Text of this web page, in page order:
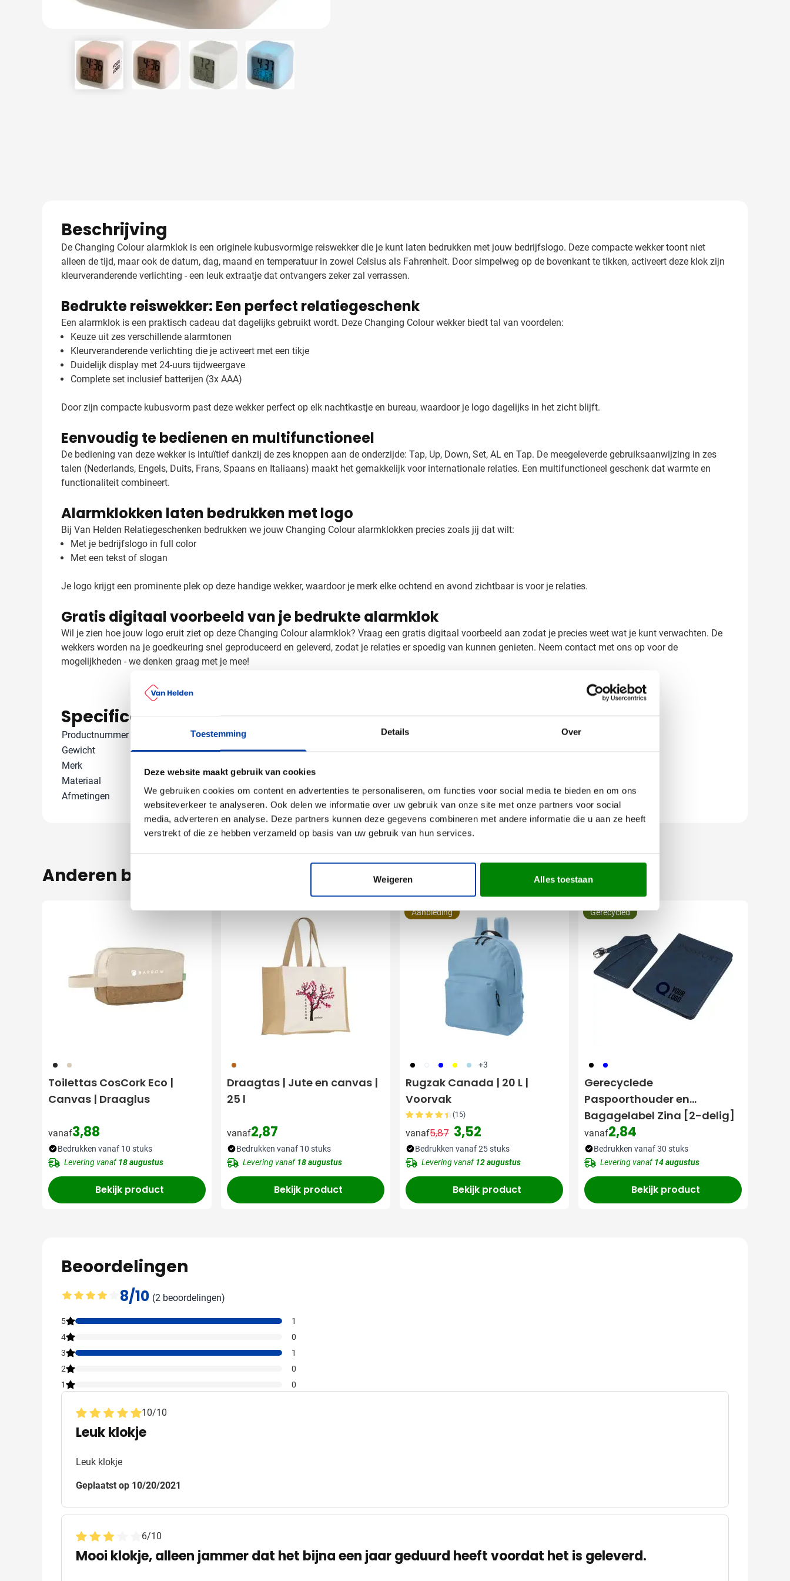
Toestemming Details Over
Deze website maakt gebruik van cookies
We gebruiken cookies om content en advertenties te personaliseren, om functies voor social media te bieden en om ons
websiteverkeer te analyseren. Ook delen we informatie over uw gebruik van onze site met onze partners voor social
media, adverteren en analyse. Deze partners kunnen deze gegevens combineren met andere informatie die u aan ze heeft
verstrekt of die ze hebben verzameld op basis van uw gebruik van hun services.
Weigeren Alles toestaan
View larger imageView larger imageView larger imageView larger image
Beschrijving
De Changing Colour alarmklok is een originele kubusvormige reiswekker die je kunt laten bedrukken met jouw bedrijfslogo. Deze compacte wekker toont niet
alleen de tijd, maar ook de datum, dag, maand en temperatuur in zowel Celsius als Fahrenheit. Door simpelweg op de bovenkant te tikken, activeert deze klok zijn
kleurveranderende verlichting - een leuk extraatje dat ontvangers zeker zal verrassen.
Bedrukte reiswekker: Een perfect relatiegeschenk
Een alarmklok is een praktisch cadeau dat dagelijks gebruikt wordt. Deze Changing Colour wekker biedt tal van voordelen:
Keuze uit zes verschillende alarmtonen
Kleurveranderende verlichting die je activeert met een tikje
Duidelijk display met 24-uurs tijdweergave
Complete set inclusief batterijen (3x AAA)
Door zijn compacte kubusvorm past deze wekker perfect op elk nachtkastje en bureau, waardoor je logo dagelijks in het zicht blijft.
Eenvoudig te bedienen en multifunctioneel
De bediening van deze wekker is intuïtief dankzij de zes knoppen aan de onderzijde: Tap, Up, Down, Set, AL en Tap. De meegeleverde gebruiksaanwijzing in zes
talen (Nederlands, Engels, Duits, Frans, Spaans en Italiaans) maakt het gemakkelijk voor internationale relaties. Een multifunctioneel geschenk dat warmte en
functionaliteit combineert.
Alarmklokken laten bedrukken met logo
Bij Van Helden Relatiegeschenken bedrukken we jouw Changing Colour alarmklokken precies zoals jij dat wilt:
Met je bedrijfslogo in full color
Met een tekst of slogan
Je logo krijgt een prominente plek op deze handige wekker, waardoor je merk elke ochtend en avond zichtbaar is voor je relaties.
Gratis digitaal voorbeeld van je bedrukte alarmklok
Wil je zien hoe jouw logo eruit ziet op deze Changing Colour alarmklok? Vraag een gratis digitaal voorbeeld aan zodat je precies weet wat je kunt verwachten. De
wekkers worden na je goedkeuring snel geproduceerd en geleverd, zodat je relaties er spoedig van kunnen genieten. Neem contact met ons op voor de
mogelijkheden - we denken graag met je mee!
Specificaties
Productnummer
8533
Gewicht
86 gram
Merk
Materiaal
Afmetingen
7.8 cm x 7.8 cm x 7.8 cm (l x b x h)
Anderen bekeken ook
001 311
Toilettas CosCork Eco |
Canvas | Draaglus
vanaf3,88
Bedrukken vanaf 10 stuks
Levering vanaf18 augustus
Bekijk product
311
Draagtas | Jute en canvas |
25 l
vanaf2,87
Bedrukken vanaf 10 stuks
Levering vanaf18 augustus
Bekijk product
001 002 005 006 018 +3
Rugzak Canada | 20 L |
Voorvak
(15)
vanaf
Normale prijs
5,87 3,52
Aanbieding
Bedrukken vanaf 25 stuks
Levering vanaf12 augustus
Bekijk product
001 005
Gerecyclede
Paspoorthouder en
Bagagelabel Zina [2-delig]
vanaf2,84
Gerecycled
Bedrukken vanaf 30 stuks
Levering vanaf14 augustus
Bekijk product
Beoordelingen
Gemiddelde beoordeling: 8 van 10
8/10 (2 beoordelingen)
5
1
4
0
3
1
2
0
1
0
10/10
Leuk klokje
Leuk klokje
Geplaatst op 10/20/2021
6/10
Mooi klokje, alleen jammer dat het bijna een jaar geduurd heeft voordat het is geleverd.